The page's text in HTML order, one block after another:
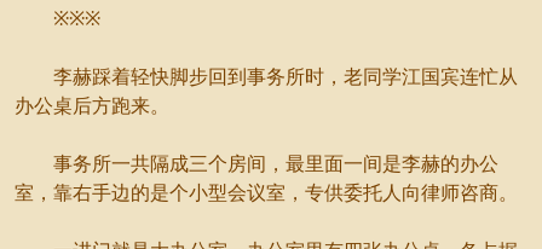
※※※
李赫踩着轻快脚步回到事务所时，老同学江国宾连忙从
办公桌后方跑来。
事务所一共隔成三个房间，最里面一间是李赫的办公
室，靠右手边的是个小型会议室，专供委托人向律师咨商。